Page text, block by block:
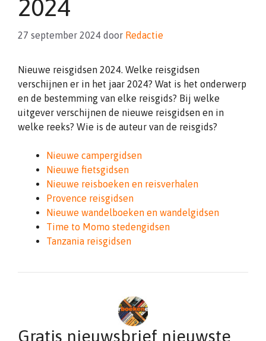
2024
27 september 2024 door Redactie
Nieuwe reisgidsen 2024. Welke reisgidsen
verschijnen er in het jaar 2024? Wat is het onderwerp
en de bestemming van elke reisgids? Bij welke
uitgever verschijnen de nieuwe reisgidsen en in
welke reeks? Wie is de auteur van de reisgids?
Nieuwe campergidsen
Nieuwe fietsgidsen
Nieuwe reisboeken en reisverhalen
Provence reisgidsen
Nieuwe wandelboeken en wandelgidsen
Time to Momo stedengidsen
Tanzania reisgidsen
Gratis nieuwsbrief nieuwste